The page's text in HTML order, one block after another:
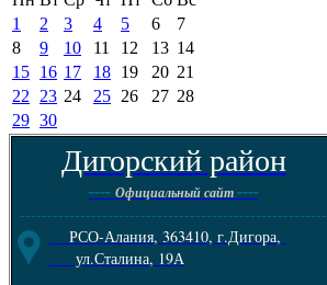
1
2 3 4 5 6
7
8
9 10 11 12 13 14
15 16 17 18 19 20 21
22
23 24 25 26 27 28
29 30
Дигорский район
---- Официальный сайт----
--------------------------------------------------------
РСО-Алания, 363410, г.Дигора,
ул.Сталина, 19А